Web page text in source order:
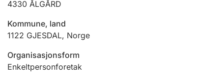
Jeger
Ektepaktveileder
4330 ÅLGÅRD
Kommune, land
1122 GJESDAL, Norge
Organisasjonsform
Enkeltpersonforetak